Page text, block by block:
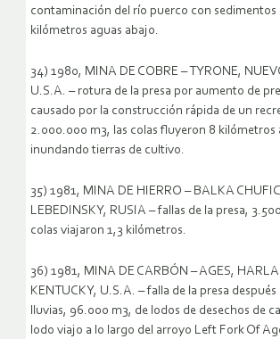
contaminación del río puerco con sedimentos
kilómetros aguas abajo.
34) 1980, MINA DE COBRE – TYRONE,
U.S.A. – rotura de la presa por aumento de
causado por la construcción rápida de un
2.000.000 m3, las colas fluyeron 8 kilómetros
inundando tierras de cultivo.
35) 1981, MINA DE HIERRO – BALKA
LEBEDINSKY, RUSIA – fallas de la presa,
colas viajaron 1,3 kilómetros.
36) 1981, MINA DE CARBÓN – AGES,
KENTUCKY, U.S.A. – falla de la presa después
lluvias, 96.000 m3, de lodos de desechos de
lodo viajo a lo largo del arroyo Left Fork Of